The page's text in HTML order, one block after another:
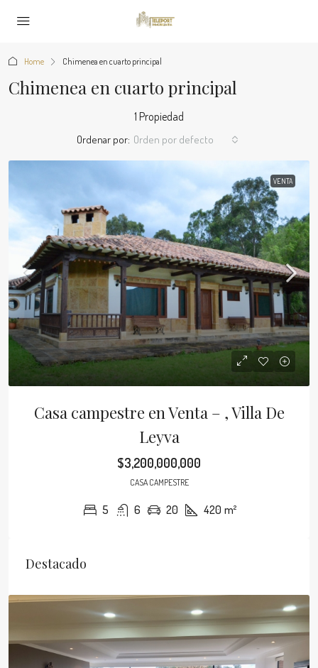
Home Chimenea en cuarto principal
Chimenea en cuarto principal
1 Propiedad
Ordenar por: Orden por defecto
VENTA
Casa campestre en Venta – , Villa De
Leyva
$3,200,000,000
CASA CAMPESTRE
5 6 20 420 m²
Destacado